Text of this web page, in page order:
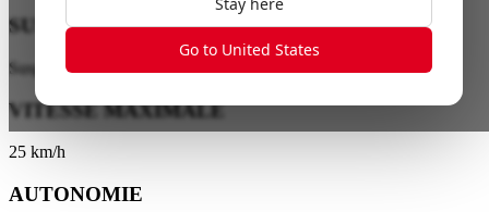
Go to United States
SUSPENSION
Suspension avant à double tube
VITESSE MAXIMALE
25 km/h
AUTONOMIE